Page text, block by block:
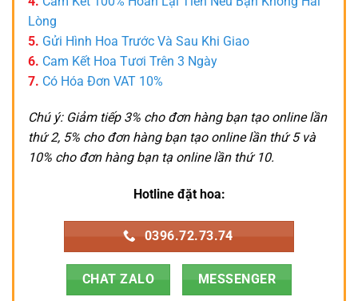
Lòng
5. Gửi Hình Hoa Trước Và Sau Khi Giao
6. Cam Kết Hoa Tươi Trên 3 Ngày
7. Có Hóa Đơn VAT 10%
Chú ý: Giảm tiếp 3% cho đơn hàng bạn tạo online lần
thứ 2, 5% cho đơn hàng bạn tạo online lần thứ 5 và
10% cho đơn hàng bạn tạ online lần thứ 10.
Hotline đặt hoa:
0396.72.73.74
CHAT ZALO MESSENGER